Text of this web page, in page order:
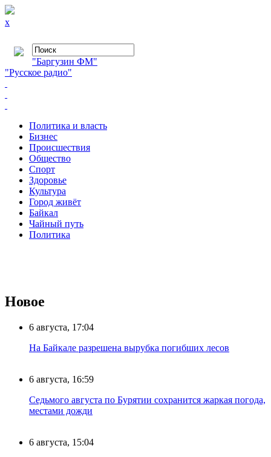
x
"Баргузин ФМ"
"Русское радио"
Политика и власть
Бизнес
Происшествия
Общество
Cпорт
Здоровье
Культура
Город живёт
Байкал
Чайный путь
Политика
Новое
6 августа, 17:04
На Байкале разрешена вырубка погибших лесов
6 августа, 16:59
Седьмого августа по Бурятии сохранится жаркая погода,
местами дожди
6 августа, 15:04